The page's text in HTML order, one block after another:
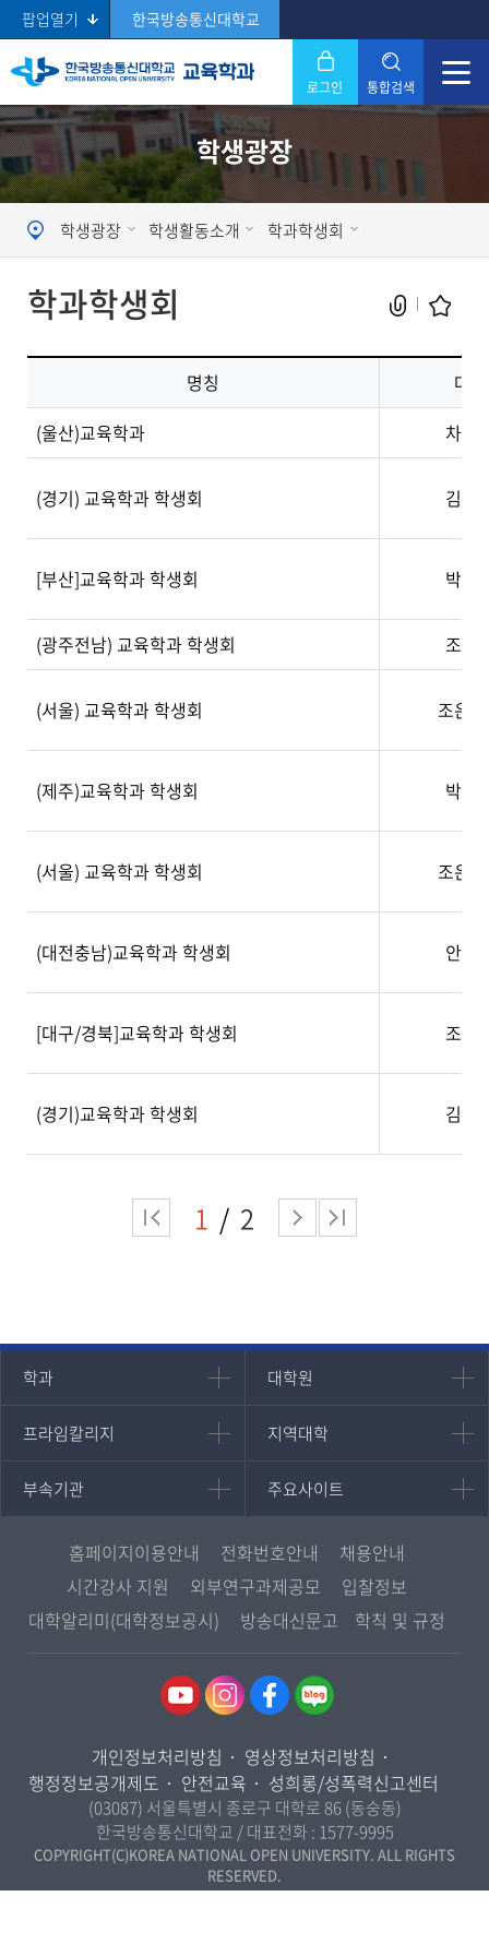
팝업열기 한국방송통신대학교
로그인 통합검색
Search 닫기
학생광장
학생광장 학생활동소개 학과학생회
학과학생회
명칭
대표
(울산)교육학과
차혜
(경기) 교육학과 학생회 김미
[부산]교육학과 학생회 박서
(광주전남) 교육학과 학생회 조수
(서울) 교육학과 학생회 조은
(제주)교육학과 학생회 박승
(서울) 교육학과 학생회 조은
(대전충남)교육학과 학생회 안광
[대구/경북]교육학과 학생회 조해
(경기)교육학과 학생회 김미
1 2
학과
인문과학대학
국어국문학과
영어영문학과
일본학과
사회과학대학
무역학과
미디어영상학과
도시콘텐츠·관광학과
사회복지연계전공
대학원
대학원
대학원
경영대학원
프라임칼리지
프라임칼리지
학사학위과정
평생교육과정
지역대학
지역대학
지역대학 포털
서울지역대학
대구경북지역대학
인천지역대학
광주전남지역대학
울산지역대학
경기지역대학
강원지역대학
충북지역대학
전북지역대학
경남지역대학
제주지역대학
부속기관
부속기관
중앙도서관
원격교육혁신연구원
종합교육연수원
교양교육원
국제협력단
산학협력단
주요사이트
주요사이트
멘토링
진로심리상담
교육정보화본부
국립대학육성사업
홈페이지이용안내 전화번호안내
채용안내
시간강사 지원
외부연구과제공모
입찰정보
대학알리미(대학정보공시)
방송대신문고 학칙 및 규정
개인정보처리방침
영상정보처리방침
행정정보공개제도
안전교육 성희롱/성폭력신고센터
(03087) 서울특별시 종로구 대학로 86 (동숭동)
한국방송통신대학교 / 대표전화 : 1577-9995
COPYRIGHT(C)KOREA NATIONAL OPEN UNIVERSITY. ALL RIGHTS
RESERVED.